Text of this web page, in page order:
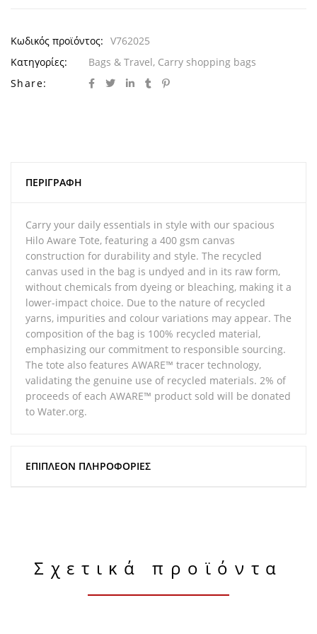
Κωδικός προϊόντος: V762025
Κατηγορίες:
Bags & Travel, Carry shopping bags
Share:
ΠΕΡΙΓΡΑΦΉ
Carry your daily essentials in style with our spacious
Hilo Aware Tote, featuring a 400 gsm canvas
construction for durability and style. The recycled
canvas used in the bag is undyed and in its raw form,
without chemicals from dyeing or bleaching, making it a
lower-impact choice. Due to the nature of recycled
yarns, impurities and colour variations may appear. The
composition of the bag is 100% recycled material,
emphasizing our commitment to responsible sourcing.
The tote also features AWARE™ tracer technology,
validating the genuine use of recycled materials. 2% of
proceeds of each AWARE™ product sold will be donated
to Water.org.
ΕΠΙΠΛΈΟΝ ΠΛΗΡΟΦΟΡΊΕΣ
Σχετικά προϊόντα